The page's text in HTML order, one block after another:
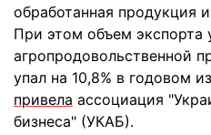
обработанная продукция
При этом объем экспорта
агропродовольственной
упал на 10,8% в годовом
привела ассоциация
бизнеса" (УКАБ).